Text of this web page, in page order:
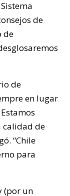
de
de
de
en lugar
calidad de
“Chile
para
(por un